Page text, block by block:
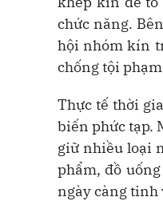
chức năng.
hội nhóm kín
chống tội
Thực tế thời
biến phức tạp.
giữ nhiều loại
phẩm, đồ
ngày càng tinh